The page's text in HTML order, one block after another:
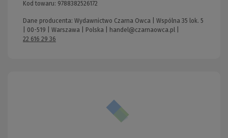
Kod towaru: 9788382526172
Dane producenta: Wydawnictwo Czarna Owca | Wspólna 35 lok. 5
| 00-519 | Warszawa | Polska |
handel@czarnaowca.pl
22 616 29 36